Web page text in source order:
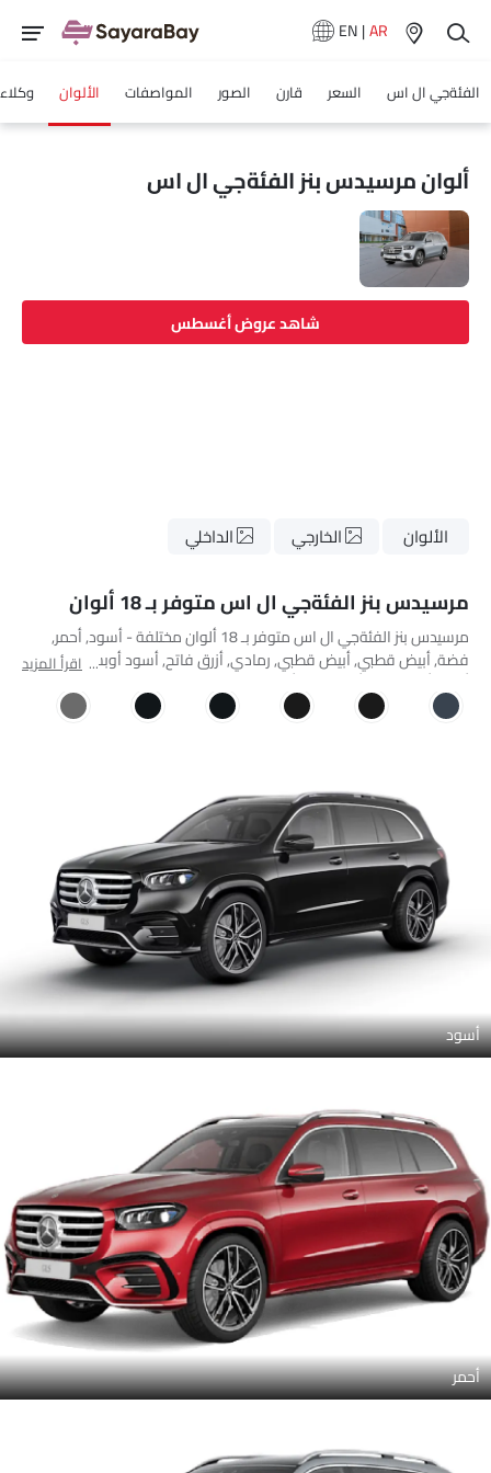
EN|AR
الفئةجي ال اس السعر قارن الصور المواصفات الألوان
ألوان مرسيدس بنز الفئةجي ال اس
شاهد عروض أغسطس
الألوان الخارجي الداخلي
مرسيدس بنز الفئةجي ال اس متوفر بـ 18 ألوان
مرسيدس بنز الفئةجي ال اس متوفر بـ 18 ألوان مختلفة - أسود, أحمر,
فضة, أبيض قطبي, أبيض قطبي, رمادي, أزرق فاتح, أسود أوبسيديان,
مانوفاكتر أوبالايت وايت برايت, سودالايت بلو, مانوفاكتر هاياسينث ريد
ميتاليك, سيلينيت جراي, مانوفاكتور ألباين رمادي سادة.
اقرأ المزيد
أسود
أحمر